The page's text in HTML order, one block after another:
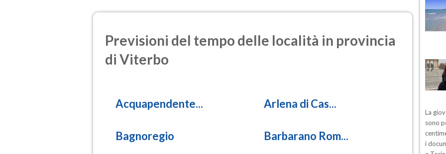
Previsioni del tempo delle località in provincia
di Viterbo
Acquapendente... Arlena di Cas...
Bagnoregio Barbarano Rom...
La
sono
i